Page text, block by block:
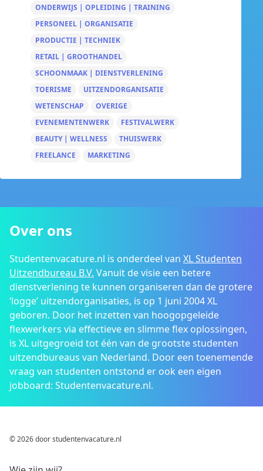
ONDERWIJS | OPLEIDING | TRAINING
PERSONEEL | ORGANISATIE
PRODUCTIE | TECHNIEK
RETAIL | GROOTHANDEL
SCHOONMAAK | DIENSTVERLENING
TOERISME
UITZENDORGANISATIE
WETENSCHAP
OVERIGE
EVENEMENTENWERK
FESTIVALWERK
BEAUTY | WELLNESS
THUISWERK
FREELANCE
MARKETING
Over ons
Studentenvacature.nl is onderdeel van XL Studenten
Uitzendbureau B.V. Vanuit de visie een betere
dienstverlening te kunnen organiseren dan de grotere
‘logge’ uitzendorganisaties, is op 1 juni 2004 XL
geboren. Door het inzetten van hoogopgeleide
flexwerkers via effectieve en slimme flex oplossingen,
is XL uitgegroeid tot één van de grootste studenten
uitzendbureaus van Nederland. Door een toenemende
vraag van studenten ontstond er ook een eigen
jobboard: Studentenvacature.nl.
© 2026 door studentenvacature.nl